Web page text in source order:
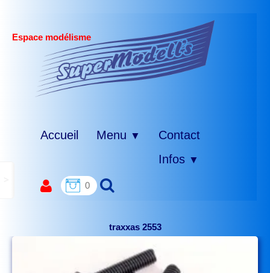
Espace modélisme
Accueil Menu ▼
Contact
Infos ▼
0
traxxas 2553